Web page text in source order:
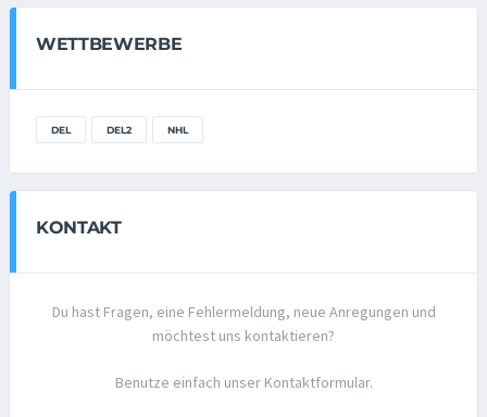
WETTBEWERBE
DEL DEL2 NHL
KONTAKT
Du hast Fragen, eine Fehlermeldung, neue Anregungen und
möchtest uns kontaktieren?
Benutze einfach unser Kontaktformular.